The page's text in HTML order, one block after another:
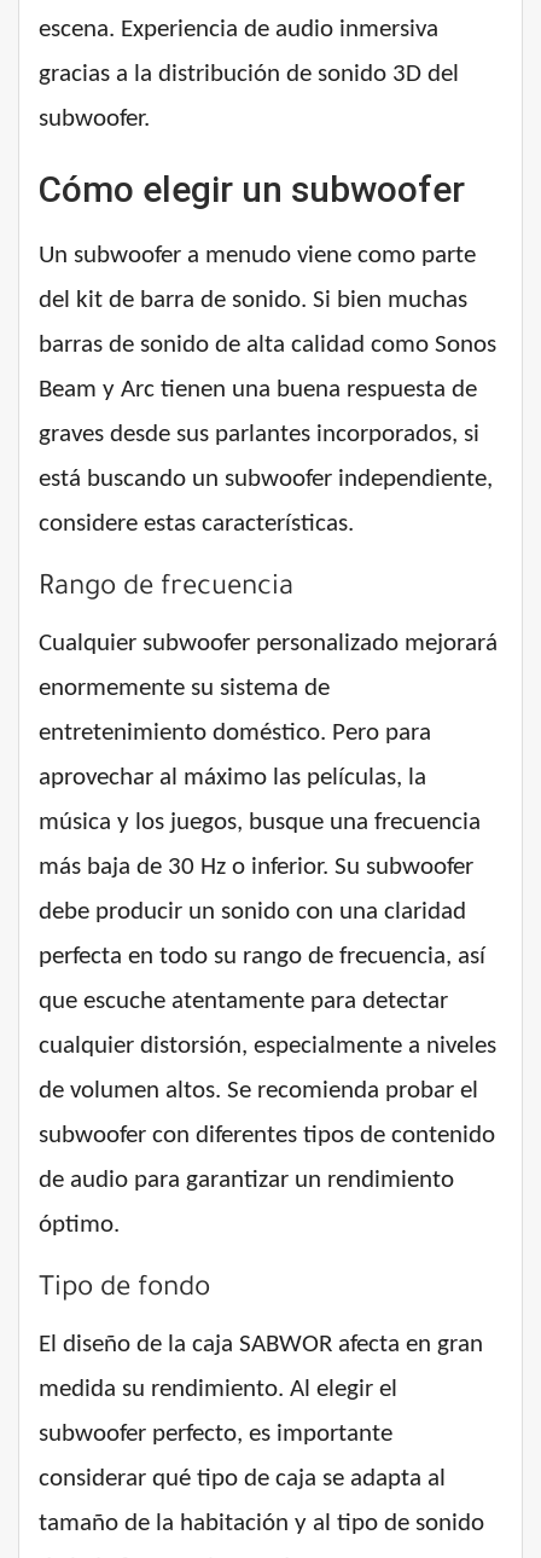
escena. Experiencia de audio inmersiva
gracias a la distribución de sonido 3D del
subwoofer.
Cómo elegir un subwoofer
Un subwoofer a menudo viene como parte
del kit de barra de sonido. Si bien muchas
barras de sonido de alta calidad como Sonos
Beam y Arc tienen una buena respuesta de
graves desde sus parlantes incorporados, si
está buscando un subwoofer independiente,
considere estas características.
Rango de frecuencia
Cualquier subwoofer personalizado mejorará
enormemente su sistema de
entretenimiento doméstico. Pero para
aprovechar al máximo las películas, la
música y los juegos, busque una frecuencia
más baja de 30 Hz o inferior. Su subwoofer
debe producir un sonido con una claridad
perfecta en todo su rango de frecuencia, así
que escuche atentamente para detectar
cualquier distorsión, especialmente a niveles
de volumen altos. Se recomienda probar el
subwoofer con diferentes tipos de contenido
de audio para garantizar un rendimiento
óptimo.
Tipo de fondo
El diseño de la caja SABWOR afecta en gran
medida su rendimiento. Al elegir el
subwoofer perfecto, es importante
considerar qué tipo de caja se adapta al
tamaño de la habitación y al tipo de sonido